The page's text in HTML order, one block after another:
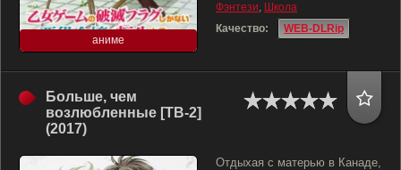
аниме
Фэнтези, Школа
Качество:
WEB-DLRip
Больше, чем
возлюбленные [ТВ-2]
(2017)
Отдыхая с матерью в Канаде,